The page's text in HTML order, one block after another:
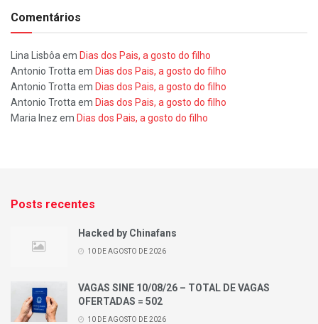
Comentários
Lina Lisbôa em Dias dos Pais, a gosto do filho
Antonio Trotta em Dias dos Pais, a gosto do filho
Antonio Trotta em Dias dos Pais, a gosto do filho
Antonio Trotta em Dias dos Pais, a gosto do filho
Maria Inez em Dias dos Pais, a gosto do filho
Posts recentes
Hacked by Chinafans
10 DE AGOSTO DE 2026
VAGAS SINE 10/08/26 – TOTAL DE VAGAS
OFERTADAS = 502
10 DE AGOSTO DE 2026